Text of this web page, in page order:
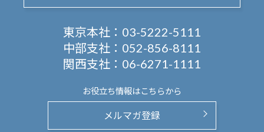
東京本社： 03-5222-5111
中部支社： 052-856-8111
関西支社： 06-6271-1111
お役立ち情報はこちらから
メルマガ登録